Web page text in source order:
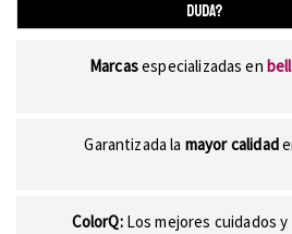
DUDA?
Marcasespecializadas en
Garantizada la mayor calidad
ColorQ:Los mejores cuidados